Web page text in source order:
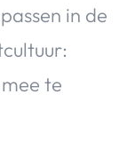
in de
te